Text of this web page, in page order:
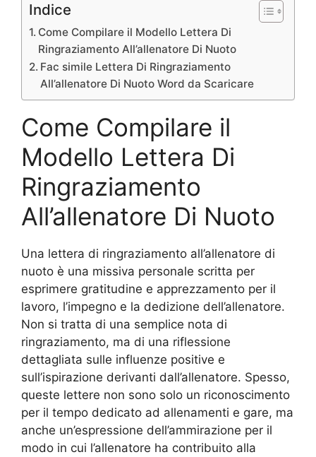
Indice
Come Compilare il Modello Lettera Di
Ringraziamento All’allenatore Di Nuoto
Fac simile Lettera Di Ringraziamento
All’allenatore Di Nuoto Word da Scaricare
Come Compilare il
Modello Lettera Di
Ringraziamento
All’allenatore Di Nuoto
Una lettera di ringraziamento all’allenatore di
nuoto è una missiva personale scritta per
esprimere gratitudine e apprezzamento per il
lavoro, l’impegno e la dedizione dell’allenatore.
Non si tratta di una semplice nota di
ringraziamento, ma di una riflessione
dettagliata sulle influenze positive e
sull’ispirazione derivanti dall’allenatore. Spesso,
queste lettere non sono solo un riconoscimento
per il tempo dedicato ad allenamenti e gare, ma
anche un’espressione dell’ammirazione per il
modo in cui l’allenatore ha contribuito alla